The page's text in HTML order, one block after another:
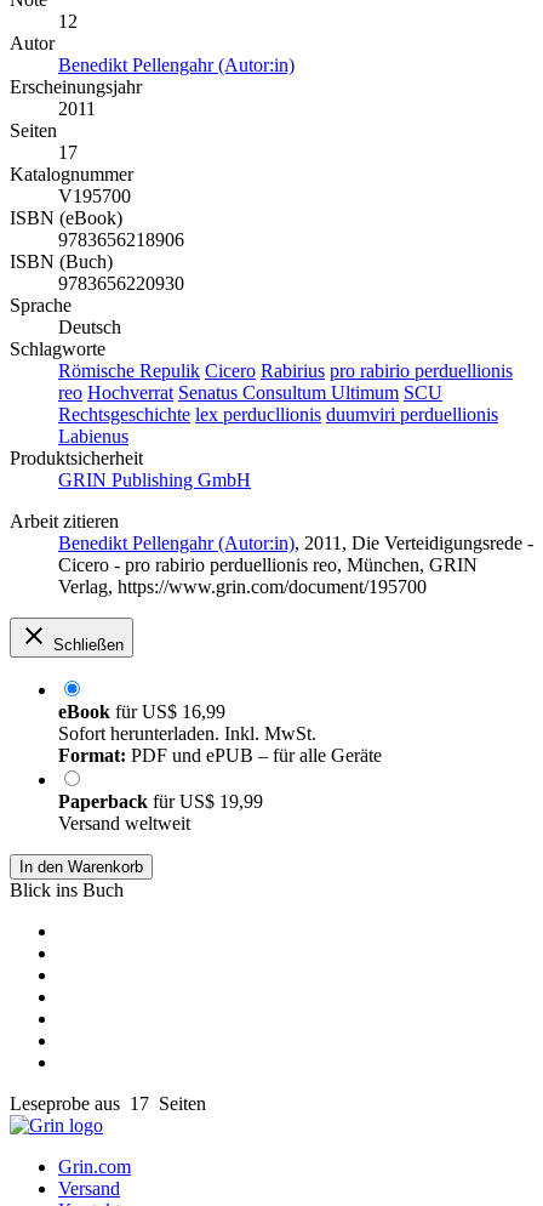
12
Autor
Benedikt Pellengahr (Autor:in)
Erscheinungsjahr
2011
Seiten
17
Katalognummer
V195700
ISBN (eBook)
9783656218906
ISBN (Buch)
9783656220930
Sprache
Deutsch
Schlagworte
Römische Repulik Cicero Rabirius pro rabirio perduellionis
reo Hochverrat Senatus Consultum Ultimum SCU
Rechtsgeschichte lex perducllionis duumviri perduellionis
Labienus
Produktsicherheit
GRIN Publishing GmbH
Arbeit zitieren
Benedikt Pellengahr (Autor:in), 2011, Die Verteidigungsrede -
Cicero - pro rabirio perduellionis reo, München, GRIN
Verlag, https://www.grin.com/document/195700
Schließen
eBook fürUS$ 16,99
Sofort herunterladen. Inkl. MwSt.
Format: PDF und ePUB – für alle Geräte
Paperback fürUS$ 19,99
Versand weltweit
In den Warenkorb
Blick ins Buch
Leseprobe aus 17 Seiten
Grin.com
Versand